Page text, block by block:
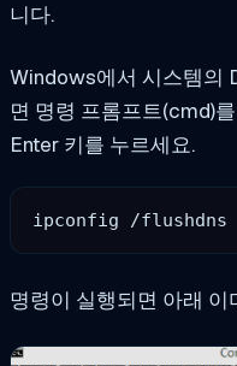
니다.
Windows에서 시스템의
면 명령 프롬프트(cmd)
Enter 키를 누르세요.
ipconfig /flushdns
명령이 실행되면 아래